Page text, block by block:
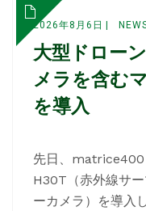
2026年8月6日
大型ドロー
メラを含む
を導入
先日、matrice400
H30T（赤外線サ
ーカメラ）を導入